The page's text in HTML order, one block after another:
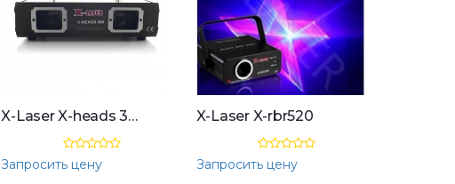
X-Laser X-heads 360
Запросить цену
X-Laser X-rbr520
Запросить цену